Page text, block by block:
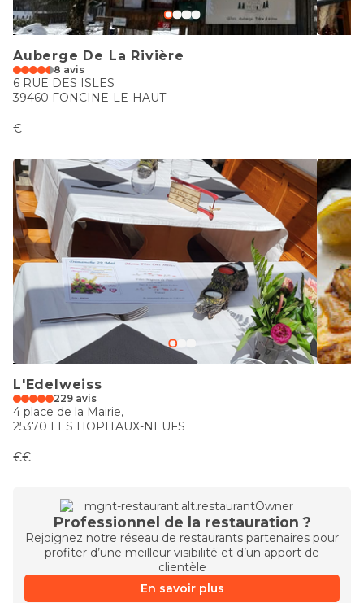
Auberge De La Rivière
8 avis
6 RUE DES ISLES
39460 FONCINE-LE-HAUT
€
L'Edelweiss
229 avis
4 place de la Mairie,
25370 LES HOPITAUX-NEUFS
€€
Professionnel de la restauration ?
Rejoignez notre réseau de restaurants partenaires pour
profiter d’une meilleur visibilité et d’un apport de
clientèle
En savoir plus